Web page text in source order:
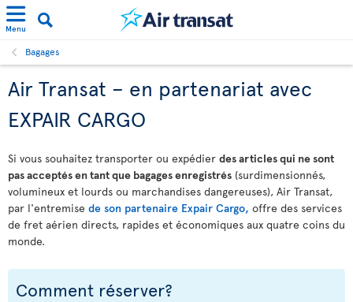
Menu
Bagages
Air Transat – en partenariat avec
EXPAIR CARGO
Si vous souhaitez transporter ou expédier des articles qui ne sont
pas acceptés en tant que bagages enregistrés (surdimensionnés,
volumineux et lourds ou marchandises dangereuses), Air Transat,
par l'entremise de son partenaire Expair Cargo, offre des services
de fret aérien directs, rapides et économiques aux quatre coins du
monde.
Comment réserver?